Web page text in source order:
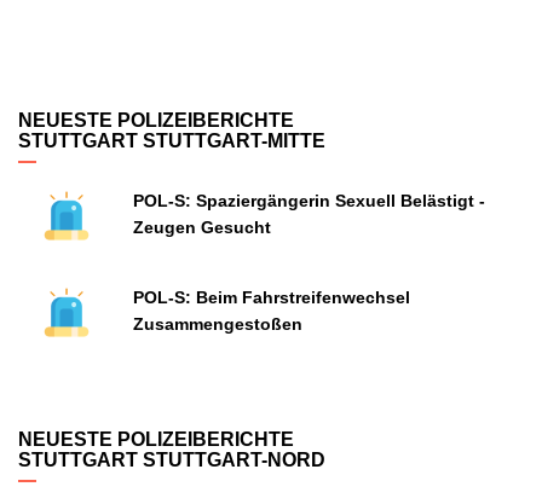
NEUESTE POLIZEIBERICHTE
STUTTGART STUTTGART-MITTE
POL-S: Spaziergängerin Sexuell Belästigt -
Zeugen Gesucht
POL-S: Beim Fahrstreifenwechsel
Zusammengestoßen
NEUESTE POLIZEIBERICHTE
STUTTGART STUTTGART-NORD